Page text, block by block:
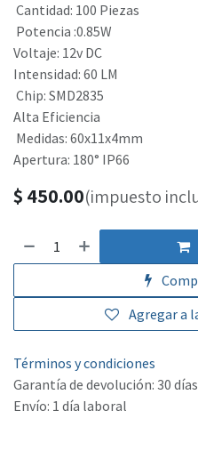
Cantidad: 100 Piezas
Potencia :0.85W
Voltaje: 12v DC
Intensidad: 60 LM
Chip: SMD2835
Alta Eficiencia
Medidas: 60x11x4mm
Apertura: 180° IP66
$ 450.00(impuesto
Agregar a
Términos y condiciones
Garantía de devolución: 30 días
Envío: 1 día laboral